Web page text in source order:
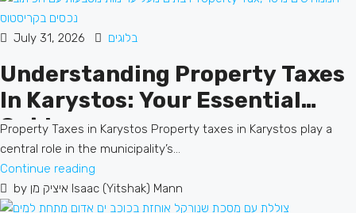
July 31, 2026 בלוגים
Understanding Property Taxes
In Karystos: Your Essential
Guide
Property Taxes in Karystos Property taxes in Karystos play a
central role in the municipality’s...
Continue reading
by איציק מן Isaac (Yitshak) Mann